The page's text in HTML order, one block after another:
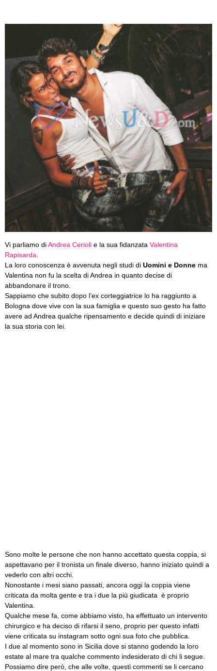
Vi parliamo diAndrea Cerioli e la sua fidanzata Valentina
Rapisarda
La loro conoscenza è avvenuta negli studi di Uomini e Donne ma
Valentina non fu la scelta di Andrea in quanto decise di
abbandonare il trono.
Sappiamo che subito dopo l’ex corteggiatrice lo ha raggiunto a
Bologna dove vive con la sua famiglia e questo suo gesto ha fatto
avere ad Andrea qualche ripensamento e decide quindi di iniziare
la sua storia con lei.
Sono molte le persone che non hanno accettato questa coppia, si
aspettavano per il tronista un finale diverso, hanno iniziato quindi a
vederlo con altri occhi.
Nonostante i mesi siano passati, ancora oggi la coppia viene
criticata da molta gente e tra i due la più giudicata è proprio
Valentina.
Qualche mese fa, come abbiamo visto, ha effettuato un intervento
chirurgico e ha deciso di rifarsi il seno, proprio per questo infatti
viene criticata su instagram sotto ogni sua foto che pubblica.
I due al momento sono in Sicilia dove si stanno godendo la loro
estate al mare tra qualche commento indesiderato di chi li segue.
Possiamo dire però, che alle volte, questi commenti se li cercano